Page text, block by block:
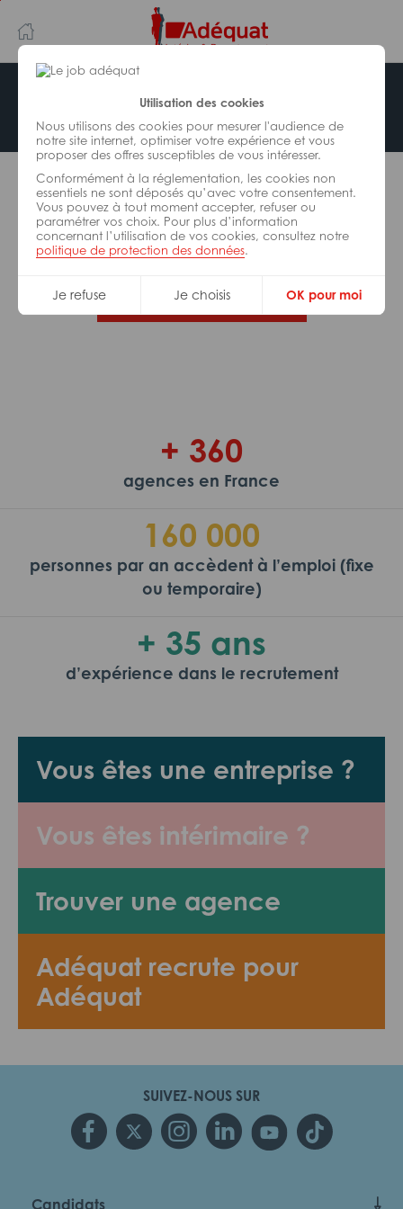
Utilisation des cookies
Nous utilisons des cookies pour mesurer l'audience de
notre site internet, optimiser votre expérience et vous
proposer des offres susceptibles de vous intéresser.
Conformément à la réglementation, les cookies non
essentiels ne sont déposés qu’avec votre consentement.
Vous pouvez à tout moment accepter, refuser ou
paramétrer vos choix. Pour plus d’information
concernant l’utilisation de vos cookies, consultez notre
politique de protection des données.
Je refuse Je choisis OK pour moi
au
contenu
principal
navigation
Offre indisponible
L’offre d’emploi que vous tentez de consulter n’est
plus disponible.
De nombreuses autres missions peuvent vous
correspondre, consultez toutes nos offres.
Trouvez votre job Adéquat !
Vous êtes une entreprise ?
Vous êtes intérimaire ?
Trouver une agence
Adéquat recrute pour
Adéquat
+ 360
agences en France
160 000
personnes par an accèdent à l’emploi (fixe
ou temporaire)
+ 35 ans
d’expérience dans le recrutement
SUIVEZ-NOUS SUR
Candidats